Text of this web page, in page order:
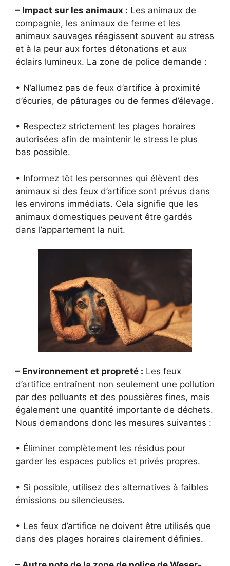
– Impact sur les animaux : Les animaux de
compagnie, les animaux de ferme et les
animaux sauvages réagissent souvent au stress
et à la peur aux fortes détonations et aux
éclairs lumineux. La zone de police demande :
• N’allumez pas de feux d’artifice à proximité
d’écuries, de pâturages ou de fermes d’élevage.
• Respectez strictement les plages horaires
autorisées afin de maintenir le stress le plus
bas possible.
• Informez tôt les personnes qui élèvent des
animaux si des feux d’artifice sont prévus dans
les environs immédiats. Cela signifie que les
animaux domestiques peuvent être gardés
dans l’appartement la nuit.
– Environnement et propreté : Les feux
d’artifice entraînent non seulement une pollution
par des polluants et des poussières fines, mais
également une quantité importante de déchets.
Nous demandons donc les mesures suivantes :
• Éliminer complètement les résidus pour
garder les espaces publics et privés propres.
• Si possible, utilisez des alternatives à faibles
émissions ou silencieuses.
• Les feux d’artifice ne doivent être utilisés que
dans des plages horaires clairement définies.